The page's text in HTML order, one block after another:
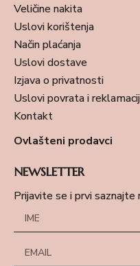
Veličine nakita
Uslovi korištenja
Način plaćanja
Uslovi dostave
Izjava o privatnosti
Uslovi povrata i
Kontakt
Ovlašteni prodavci
NEWSLETTER
Prijavite se i prvi saznajte